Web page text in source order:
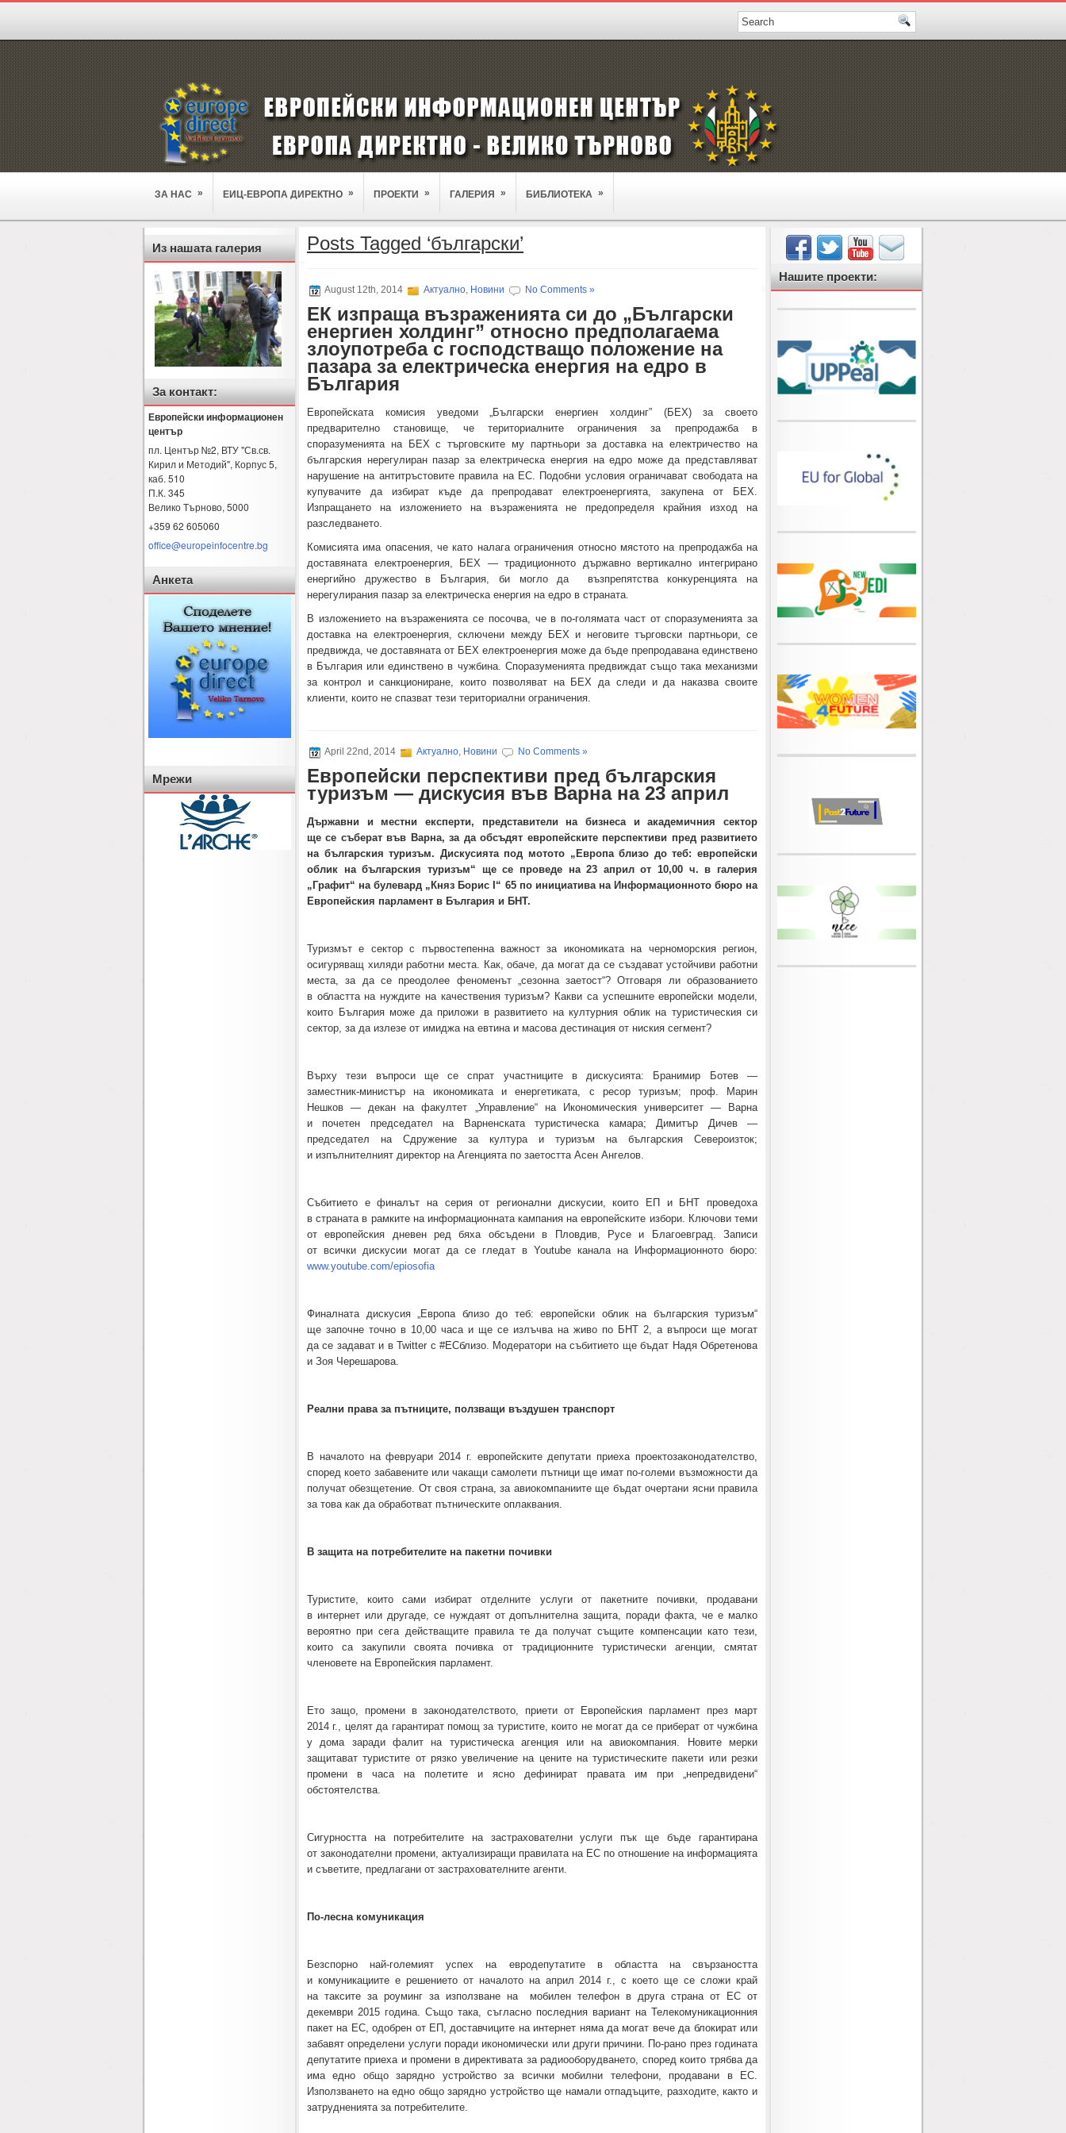
ЗА НАС » ЕИЦ-ЕВРОПА ДИРЕКТНО » ПРОЕКТИ » ГАЛЕРИЯ » БИБЛИОТЕКА »
Из нашата галерия
За контакт:
Европейски информационен
център
пл. Център №2, ВТУ "Св.св.
Кирил и Методий", Корпус 5,
каб. 510
П.К. 345
Велико Търново, 5000
+359 62 605060
office@europeinfocentre.bg
Анкета
Мрежи
Posts Tagged ‘български’
August 12th, 2014 Актуално, Новини No Comments »
ЕК изпраща възраженията си до „Български
енергиен холдинг” относно предполагаема
злоупотреба с господстващо положение на
пазара за електрическа енергия на едро в
България
Европейската комисия уведоми „Български енергиен холдинг” (БЕХ) за своето
предварително становище, че териториалните ограничения за препродажба в
споразуменията на БЕХ с търговските му партньори за доставка на електричество на
българския нерегулиран пазар за електрическа енергия на едро може да представляват
нарушение на антитръстовите правила на ЕС. Подобни условия ограничават свободата на
купувачите да избират къде да препродават електроенергията, закупена от БЕХ.
Изпращането на изложението на възраженията не предопределя крайния изход на
разследването.
Комисията има опасения, че като налага ограничения относно мястото на препродажба на
доставяната електроенергия, БЕХ — традиционното държавно вертикално интегрирано
енергийно дружество в България, би могло да възпрепятства конкуренцията на
нерегулирания пазар за електрическа енергия на едро в страната.
В изложението на възраженията се посочва, че в по-голямата част от споразуменията за
доставка на електроенергия, сключени между БЕХ и неговите търговски партньори, се
предвижда, че доставяната от БЕХ електроенергия може да бъде препродавана единствено
в България или единствено в чужбина. Споразуменията предвиждат също така механизми
за контрол и санкциониране, които позволяват на БЕХ да следи и да наказва своите
клиенти, които не спазват тези териториални ограничения.
April 22nd, 2014 Актуално, Новини No Comments »
Европейски перспективи пред българския
туризъм — дискусия във Варна на 23 април
Държавни и местни експерти, представители на бизнеса и академичния сектор
ще се съберат във Варна, за да обсъдят европейските перспективи пред развитието
на българския туризъм. Дискусията под мотото „Европа близо до теб: европейски
облик на българския туризъм“ ще се проведе на 23 април от 10,00 ч. в галерия
„Графит“ на булевард „Княз Борис “ 65 по инициатива на Информационното бюро на
Европейския парламент в България и БНТ.
Туризмът е сектор с първостепенна важност за икономиката на черноморския регион,
осигуряващ хиляди работни места. Как, обаче, да могат да се създават устойчиви работни
места, за да се преодолее феноменът „сезонна заетост“? Отговаря ли образованието
в областта на нуждите на качествения туризъм? Какви са успешните европейски модели,
които България може да приложи в развитието на културния облик на туристическия си
сектор, за да излезе от имиджа на евтина и масова дестинация от ниския сегмент?
Върху тези въпроси ще се спрат участниците в дискусията: Бранимир Ботев —
заместник‑министър на икономиката и енергетиката, с ресор туризъм; проф. Марин
Нешков — декан на факултет „Управление“ на Икономическия университет — Варна
и почетен председател на Варненската туристическа камара; Димитър Дичев —
председател на Сдружение за култура и туризъм на българския Североизток;
и изпълнителният директор на Агенцията по заетостта Асен Ангелов.
Събитието е финалът на серия от регионални дискусии, които ЕП и БНТ проведоха
в страната в рамките на информационната кампания на европейските избори. Ключови теми
от европейския дневен ред бяха обсъдени в Пловдив, Русе и Благоевград. Записи
от всички дискусии могат да се гледат в Youtube канала на Информационното бюро:
www.youtube.com/epiosofia
Финалната дискусия „Европа близо до теб: европейски облик на българския туризъм“
ще започне точно в 10,00 часа и ще се излъчва на живо по БНТ 2, а въпроси ще могат
да се задават и в Twitter с #ЕСблизо. Модератори на събитието ще бъдат Надя Обретенова
и Зоя Черешарова.
Реални права за пътниците, ползващи въздушен транспорт
В началото на февруари 2014 г. европейските депутати приеха проектозаконодателство,
според което забавените или чакащи самолети пътници ще имат по-големи възможности да
получат обезщетение. От своя страна, за авиокомпаниите ще бъдат очертани ясни правила
за това как да обработват пътническите оплаквания.
В защита на потребителите на пакетни почивки
Туристите, които сами избират отделните услуги от пакетните почивки, продавани
в интернет или другаде, се нуждаят от допълнителна защита, поради факта, че е малко
вероятно при сега действащите правила те да получат същите компенсации като тези,
които са закупили своята почивка от традиционните туристически агенции, смятат
членовете на Европейския парламент.
Ето защо, промени в законодателството, приети от Европейския парламент през март
2014 г., целят да гарантират помощ за туристите, които не могат да се приберат от чужбина
у дома заради фалит на туристическа агенция или на авиокомпания. Новите мерки
защитават туристите от рязко увеличение на цените на туристическите пакети или резки
промени в часа на полетите и ясно дефинират правата им при „непредвидени“
обстоятелства.
Сигурността на потребителите на застрахователни услуги пък ще бъде гарантирана
от законодателни промени, актуализиращи правилата на ЕС по отношение на информацията
и съветите, предлагани от застрахователните агенти.
По-лесна комуникация
Безспорно най-големият успех на евродепутатите в областта на свързаността
и комуникациите е решението от началото на април 2014 г., с което ще се сложи край
на таксите за роуминг за използване на мобилен телефон в друга страна от ЕС от
декември 2015 година. Също така, съгласно последния вариант на Телекомуникационния
пакет на ЕС, одобрен от ЕП, доставчиците на интернет няма да могат вече да блокират или
забавят определени услуги поради икономически или други причини. По-рано през годината
депутатите приеха и промени в директивата за радиооборудването, според които трябва да
има едно общо зарядно устройство за всички мобилни телефони, продавани в ЕС.
Използването на едно общо зарядно устройство ще намали отпадъците, разходите, както и
затрудненията за потребителите.
Нашите проекти: